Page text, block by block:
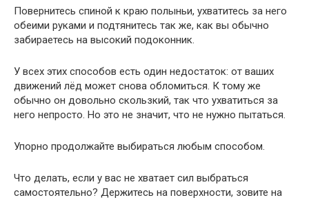
Повернитесь спиной к краю полыньи, ухватитесь за него
обеими руками и подтянитесь так же, как вы обычно
забираетесь на высокий подоконник.
У всех этих способов есть один недостаток: от ваших
движений лёд может снова обломиться. К тому же
обычно он довольно скользкий, так что ухватиться за
него непросто. Но это не значит, что не нужно пытаться.
Упорно продолжайте выбираться любым способом.
Что делать, если у вас не хватает сил выбраться
самостоятельно? Держитесь на поверхности, зовите на